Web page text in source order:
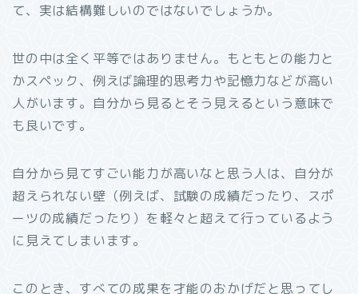
て、実は結構難しいのではないでしょうか。
世の中は全く平等ではありません。もともとの能力と
かスペック、例えば論理的思考力や記憶力などが高い
人がいます。自分から見るとそう見えるという意味で
も良いです。
自分から見てすごい能力が高いなと思う人は、自分が
超えられない壁（例えば、試験の成績だったり、スポ
ーツの成績だったり）を軽々と超えて行っているよう
に見えてしまいます。
このとき、すべての成果を才能のおかげだと思ってし